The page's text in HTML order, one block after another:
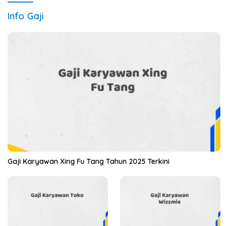
Info Gaji
Gaji Karyawan Xing Fu Tang Tahun 2025 Terkini